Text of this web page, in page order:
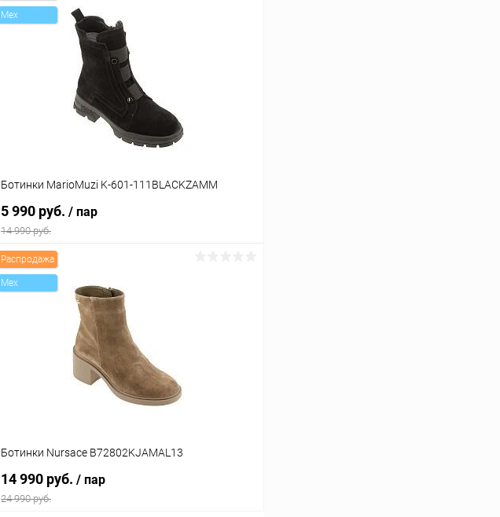
Mex
Ботинки MarioMuzi K-601-111BLACKZAMM
5 990 руб. / пар
14 990 руб.
Купить в 1 клик
В избранное
Распродажа
Mex
Ботинки Nursace B72802KJAMAL13
14 990 руб. / пар
24 990 руб.